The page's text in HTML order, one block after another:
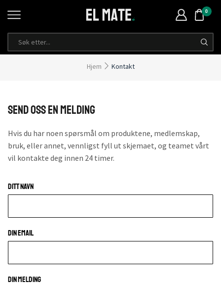
0
Hjem Kontakt
Send oss en melding
Hvis du har noen spørsmål om produktene, medlemskap,
bruk, eller annet, vennligst fyll ut skjemaet, og teamet vårt
vil kontakte deg innen 24 timer.
Ditt Navn
Din Email
Din Melding